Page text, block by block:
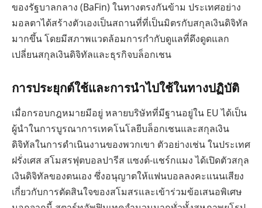
ของรัฐบาลกลาง (BaFin) ในทางตรงกันข้าม ประเทศอย่าง
มอลตาได้สร้างตัวเองเป็นสถานที่ที่เป็นมิตรกับสกุลเงินดิจิทัล
มากขึ้น โดยมีสภาพแวดล้อมการกำกับดูแลที่ดึงดูดแลก
เปลี่ยนสกุลเงินดิจิทัลและธุรกิจบล็อกเชน
การประยุกต์ใช้และการนำไปใช้ในทางปฏิบัติ
เมื่อกรอบกฎหมายมีอยู่ หลายบริษัทที่มีฐานอยู่ใน EU ได้เป็น
ผู้นำในการบูรณาการเทคโนโลยีบล็อกเชนและสกุลเงิน
ดิจิทัลในการดำเนินงานของพวกเขา ตัวอย่างเช่น ในประเทศ
ฝรั่งเศส สโมสรฟุตบอลปารีส แซงต์-แชร์กแมง ได้เปิดตัวสกุล
เงินดิจิทัลของตนเอง ซึ่งอนุญาตให้แฟนบอลลงคะแนนเสียง
เกี่ยวกับการตัดสินใจของสโมสรและเข้าร่วมข้อเสนอพิเศษ